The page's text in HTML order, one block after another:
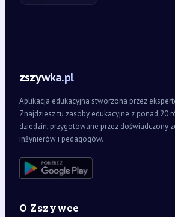
zszywka.pl
Aplikacja edukacyjna stworzona przez
Znajdziesz tu zasoby edukacyjne z ponad 20
dziedzin, przygotowane przez doświadczony
inżynierów i pedagogów.
O Zszywce